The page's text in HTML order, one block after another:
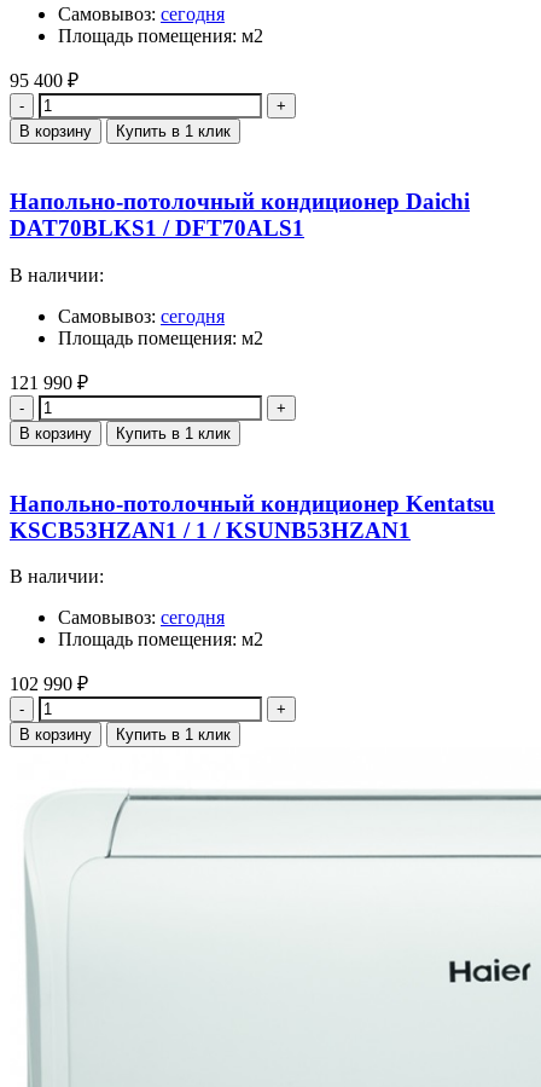
Самовывоз: сегодня
Площадь помещения: м2
95 400 ₽
Количество
В корзину Купить в 1 клик
Напольно-потолочный кондиционер Daichi
DAT70BLKS1 / DFT70ALS1
В наличии:
Самовывоз: сегодня
Площадь помещения: м2
121 990 ₽
Количество
В корзину Купить в 1 клик
Напольно-потолочный кондиционер Kentatsu
KSCB53HZAN1 / 1 / KSUNB53HZAN1
В наличии:
Самовывоз: сегодня
Площадь помещения: м2
102 990 ₽
Количество
В корзину Купить в 1 клик